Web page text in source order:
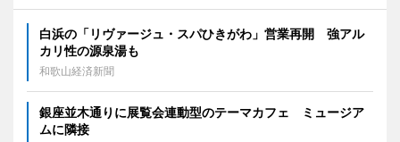
白浜の「リヴァージュ・スパひきがわ」営業再開 強アル
カリ性の源泉湯も
和歌山経済新聞
銀座並木通りに展覧会連動型のテーマカフェ ミュージア
ムに隣接